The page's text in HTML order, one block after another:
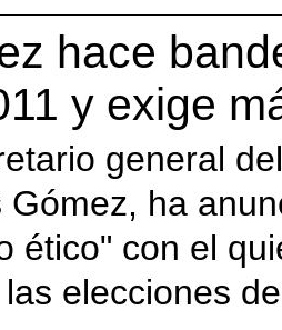
hace
y exige
general
Gómez, ha
ético" con el
elecciones